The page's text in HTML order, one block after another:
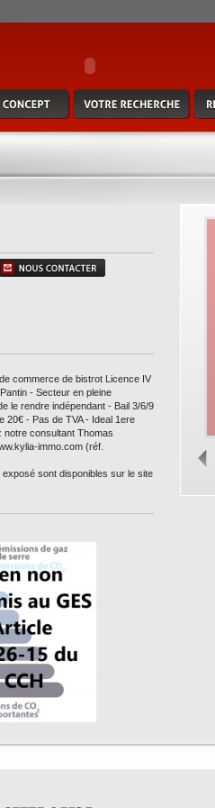
de bistrot licence iv - extraction - cuisine
- bail 3/6/9 loyer incroyable de
thomas durufle au 06 58 74 49 24 -
commerce de bistrot Licence IV
- Secteur en pleine
le rendre indépendant - Bail 3/6/9
20€ - Pas de TVA - Ideal 1ere
notre consultant Thomas
immo.com (réf.
sont disponibles sur le site